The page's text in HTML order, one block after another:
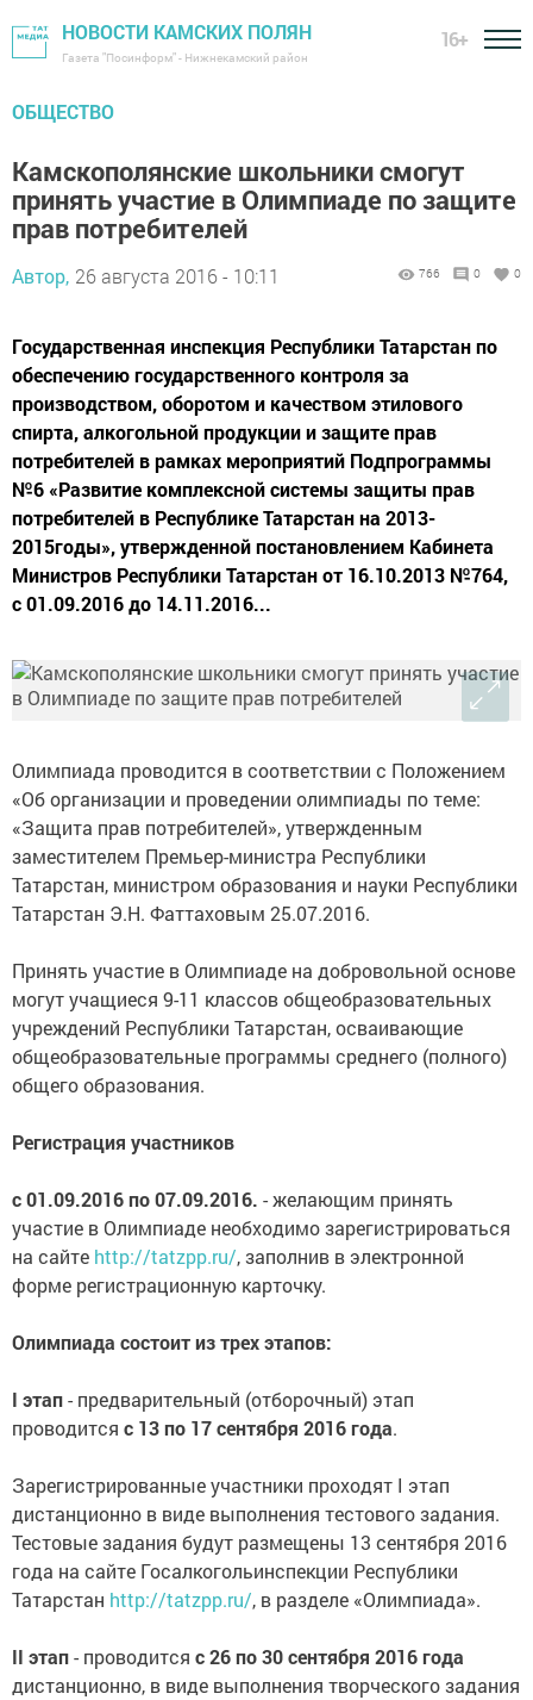
НОВОСТИ КАМСКИХ ПОЛЯН
Газета "Посинформ" - Нижнекамский район
16+
ОБЩЕСТВО
Камскополянские школьники смогут
принять участие в Олимпиаде по защите
прав потребителей
Автор, 26 августа 2016 - 10:11 766 0 0
Государственная инспекция Республики Татарстан по
обеспечению государственного контроля за
производством, оборотом и качеством этилового
спирта, алкогольной продукции и защите прав
потребителей в рамках мероприятий Подпрограммы
№6 «Развитие комплексной системы защиты прав
потребителей в Республике Татарстан на 2013-
2015годы», утвержденной постановлением Кабинета
Министров Республики Татарстан от 16.10.2013 №764,
с 01.09.2016 до 14.11.2016...
Олимпиада проводится в соответствии с Положением
«Об организации и проведении олимпиады по теме:
«Защита прав потребителей», утвержденным
заместителем Премьер-министра Республики
Татарстан, министром образования и науки Республики
Татарстан Э.Н. Фаттаховым 25.07.2016.
Принять участие в Олимпиаде на добровольной основе
могут учащиеся 9-11 классов общеобразовательных
учреждений Республики Татарстан, осваивающие
общеобразовательные программы среднего (полного)
общего образования.
Регистрация участников
с 01.09.2016 по 07.09.2016. - желающим принять
участие в Олимпиаде необходимо зарегистрироваться
на сайте http://tatzpp.ru/, заполнив в электронной
форме регистрационную карточку.
Олимпиада состоит из трех этапов:
I этап- предварительный (отборочный) этап
проводится с 13 по 17 сентября 2016 года.
Зарегистрированные участники проходят I этап
дистанционно в виде выполнения тестового задания.
Тестовые задания будут размещены 13 сентября 2016
года на сайте Госалкогольинспекции Республики
Татарстан http://tatzpp.ru/, в разделе «Олимпиада».
II этап- проводится с 26 по 30 сентября 2016 года
дистанционно, в виде выполнения творческого задания